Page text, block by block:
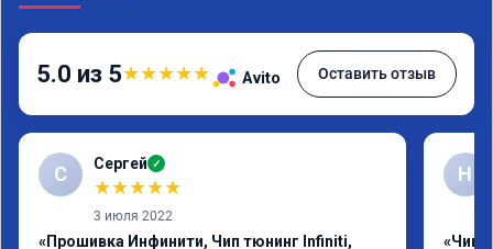
5.0 из 5★★★★★ Avito Оставить отзыв
С Сергей ✓
★★★★★
3 июля 2022
«Прошивка Инфинити, Чип тюнинг Infiniti,
Н
«Чип